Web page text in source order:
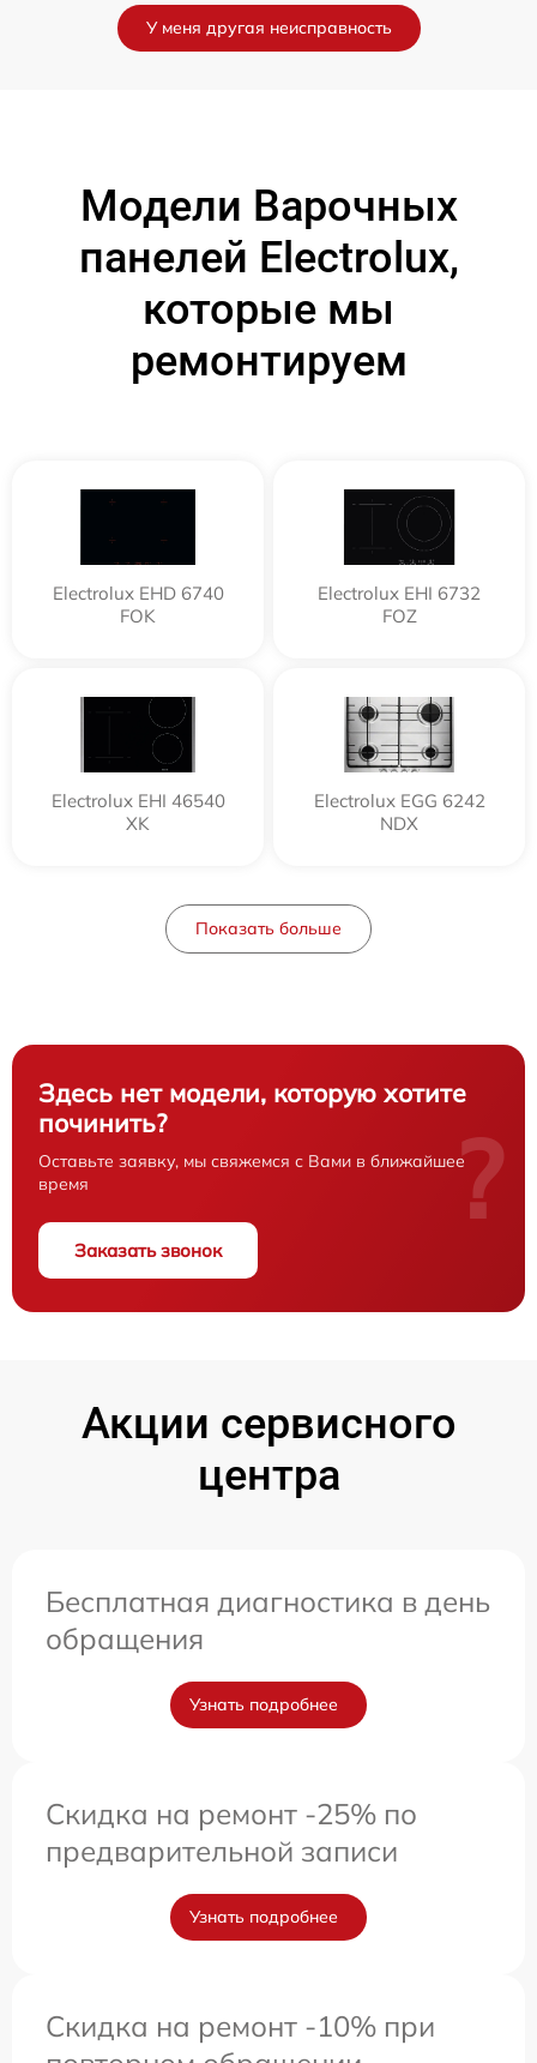
У меня другая неисправность
Модели Варочных
панелей Electrolux,
которые мы
ремонтируем
Electrolux EHD 6740
FOK
Electrolux EHI 6732
FOZ
Electrolux EHI 46540
XK
Electrolux EGG 6242
NDX
Показать больше
Здесь нет модели, которую хотите
починить?
Оставьте заявку, мы свяжемся с Вами в ближайшее
время
Заказать звонок
?
Акции сервисного
центра
Бесплатная диагностика в день
обращения
Узнать подробнее
Скидка на ремонт -25% по
предварительной записи
Узнать подробнее
Скидка на ремонт -10% при